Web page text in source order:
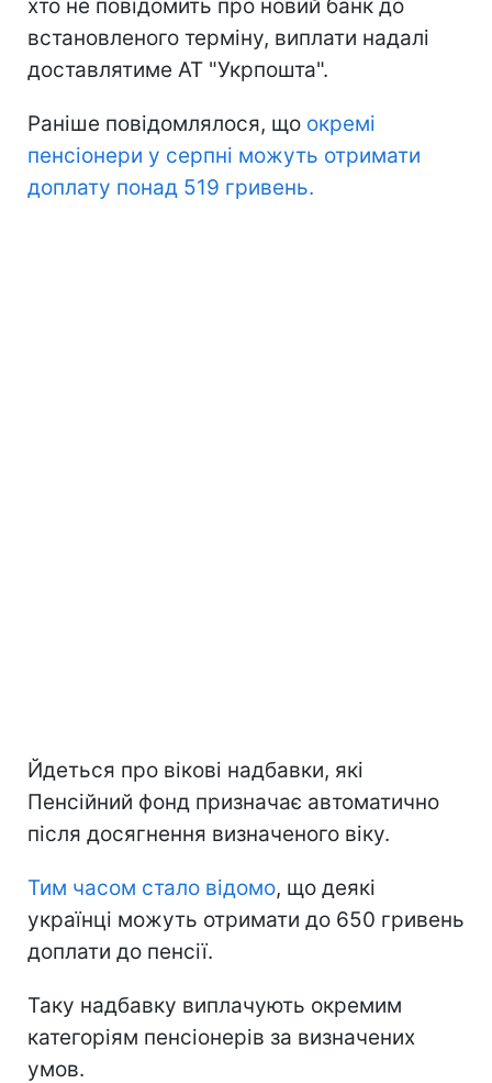
хто не повідомить про новий банк до
встановленого терміну, виплати надалі
доставлятиме АТ "Укрпошта".
Раніше повідомлялося, що окремі
пенсіонери у серпні можуть отримати
доплату понад 519 гривень.
Йдеться про вікові надбавки, які
Пенсійний фонд призначає автоматично
після досягнення визначеного віку.
Тим часом стало відомо, що деякі
українці можуть отримати до 650 гривень
доплати до пенсії.
Таку надбавку виплачують окремим
категоріям пенсіонерів за визначених
умов.